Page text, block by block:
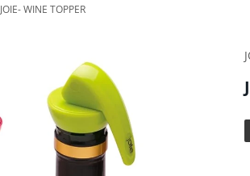
JOIE- WINE TOPPER